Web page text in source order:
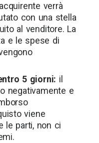
verrà
con una stella
al venditore. La
e le spese di
5 giorni: il
negativamente e
viene
le parti, non ci